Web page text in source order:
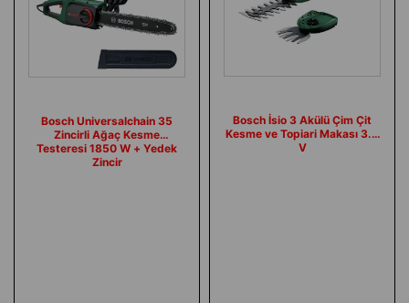
Bosch Universalchain 35
Zincirli Ağaç Kesme
Testeresi 1850 W + Yedek
Zincir
Bosch İsio 3 Akülü Çim Çit
Kesme ve Topiari Makası 3.6
V